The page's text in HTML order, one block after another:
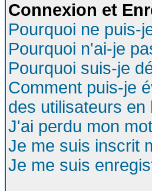
Connexion et
Pourquoi ne puis-
Pourquoi n'ai-je
Pourquoi suis-je
Comment puis-je
des utilisateurs en
J'ai perdu mon
Je me suis inscrit
Je me suis